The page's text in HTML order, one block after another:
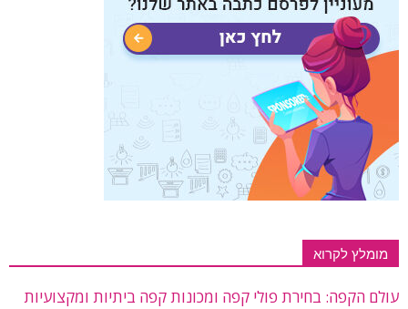
מומלץ לקרוא
עולם הקפה: בחירת פולי קפה ומכונות קפה ביתיות ומקצועיות